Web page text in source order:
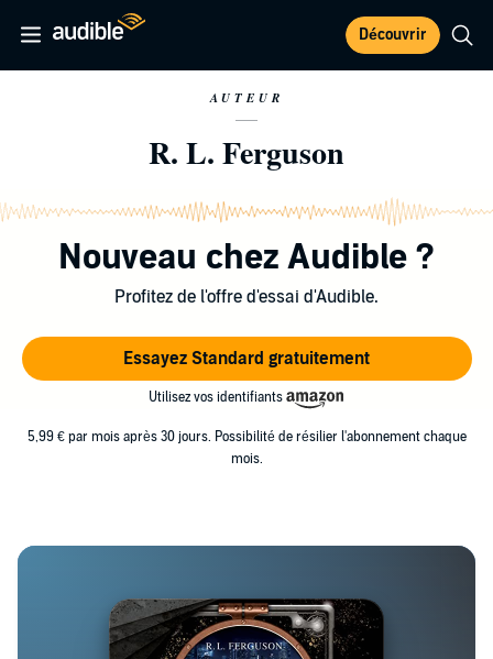
Découvrir
AUTEUR
R. L. Ferguson
Nouveau chez Audible ?
Profitez de l'offre d'essai d'Audible.
Essayez Standard gratuitement
Utilisez vos identifiants
5,99 € par mois après 30 jours. Possibilité de résilier l'abonnement chaque
mois.